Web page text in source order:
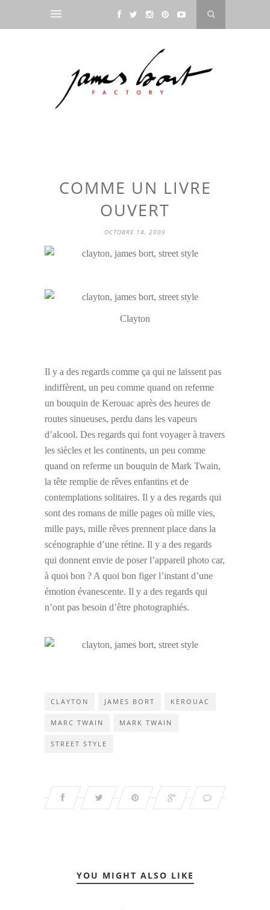
COMME UN LIVRE
OUVERT
OCTOBRE 14, 2009
Clayton
Il y a des regards comme ça qui ne laissent pas
indiffèrent, un peu comme quand on referme
un bouquin de Kerouac après des heures de
routes sinueuses, perdu dans les vapeurs
d’alcool. Des regards qui font voyager à travers
les siècles et les continents, un peu comme
quand on referme un bouquin de Mark Twain,
la tête remplie de rêves enfantins et de
contemplations solitaires. Il y a des regards qui
sont des romans de mille pages où mille vies,
mille pays, mille rêves prennent place dans la
scénographie d’une rétine. Il y a des regards
qui donnent envie de poser l’appareil photo car,
à quoi bon ? A quoi bon figer l’instant d’une
émotion évanescente. Il y a des regards qui
n’ont pas besoin d’être photographiés.
CLAYTON JAMES BORT KEROUAC
MARC TWAIN MARK TWAIN
STREET STYLE
YOU MIGHT ALSO LIKE